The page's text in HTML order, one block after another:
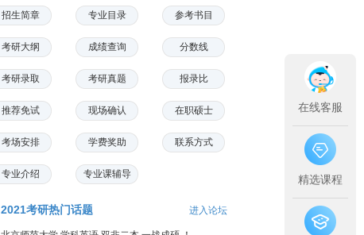
招生简章 专业目录 参考书目
考研大纲 成绩查询 分数线
考研录取 考研真题 报录比
推荐免试 现场确认 在职硕士
考场安排 学费奖助 联系方式
专业介绍 专业课辅导
2021考研热门话题 进入论坛
在线客服
精选课程